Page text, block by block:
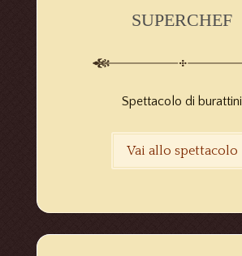
SUPERCHEF
Spettacolo di burattini
Vai allo spettacolo